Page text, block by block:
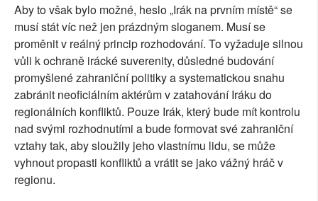
Aby to však bylo možné, heslo „Irák na prvním místě“ se
musí stát víc než jen prázdným sloganem. Musí se
proměnit v reálný princip rozhodování. To vyžaduje silnou
vůli k ochraně irácké suverenity, důsledné budování
promyšlené zahraniční politiky a systematickou snahu
zabránit neoficiálním aktérům v zatahování Iráku do
regionálních konfliktů. Pouze Irák, který bude mít kontrolu
nad svými rozhodnutími a bude formovat své zahraniční
vztahy tak, aby sloužily jeho vlastnímu lidu, se může
vyhnout propasti konfliktů a vrátit se jako vážný hráč v
regionu.